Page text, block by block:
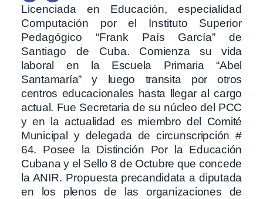
Licenciada en Educación, especialidad
Computación por el Instituto Superior
Pedagógico “Frank País García” de
Santiago de Cuba. Comienza su vida
laboral en la Escuela Primaria “Abel
Santamaría” y luego transita por otros
centros educacionales hasta llegar al cargo
actual. Fue Secretaria de su núcleo del PCC
y en la actualidad es miembro del Comité
Municipal y delegada de circunscripción #
64. Posee la Distinción Por la Educación
Cubana y el Sello 8 de Octubre que concede
la ANIR. Propuesta precandidata a diputada
en los plenos de las organizaciones de